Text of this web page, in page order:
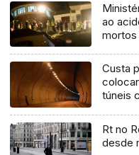
ao
mortos
Custa
túneis
Rt no
desde